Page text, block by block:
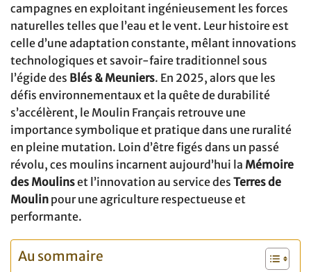
campagnes en exploitant ingénieusement les forces
naturelles telles que l’eau et le vent. Leur histoire est
celle d’une adaptation constante, mêlant innovations
technologiques et savoir-faire traditionnel sous
l’égide des Blés & Meuniers. En 2025, alors que les
défis environnementaux et la quête de durabilité
s’accélèrent, le Moulin Français retrouve une
importance symbolique et pratique dans une ruralité
en pleine mutation. Loin d’être figés dans un passé
révolu, ces moulins incarnent aujourd’hui la Mémoire
des Moulinset l’innovation au service des Terres de
Moulin pour une agriculture respectueuse et
performante.
Au sommaire